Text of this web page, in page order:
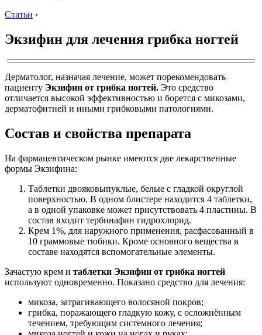
Статьи ›
Экзифин для лечения грибка ногтей
Дерматолог, назначая лечение, может порекомендовать
пациенту Экзифин от грибка ногтей. Это средство
отличается высокой эффективностью и борется с микозами,
дерматофитией и иными грибковыми патологиями.
Состав и свойства препарата
На фармацевтическом рынке имеются две лекарственные
формы Экзифина:
Таблетки двояковыпуклые, белые с гладкой округлой
поверхностью. В одном блистере находится 4 таблетки,
а в одной упаковке может присутствовать 4 пластины. В
состав входит тербинафин гидрохлорид.
Крем 1%, для наружного применения, расфасованный в
10 граммовые тюбики. Кроме основного вещества в
составе находятся вспомогательные элементы.
Зачастую крем и таблетки Экзифин от грибка ногтей
используют одновременно. Показано средство для лечения:
микоза, затрагивающего волосяной покров;
грибка, поражающего гладкую кожу, с осложнённым
течением, требующим системного лечения;